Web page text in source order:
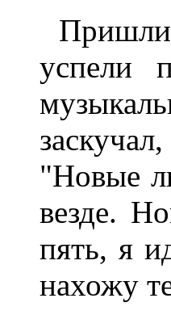
успели
"Hовые
везде.
пять, я
нахожу